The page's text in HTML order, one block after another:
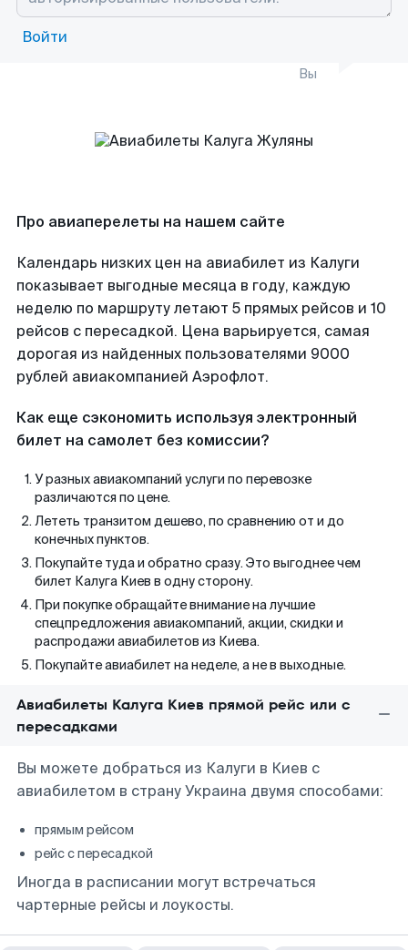
Войти
Вы
Про авиаперелеты на нашем сайте
Календарь низких цен на авиабилет из Калуги
показывает выгодные месяца в году, каждую
неделю по маршруту летают 5 прямых рейсов и 10
рейсов с пересадкой. Цена варьируется, самая
дорогая из найденных пользователями 9000
рублей авиакомпанией Аэрофлот.
Как еще сэкономить используя электронный
билет на самолет без комиссии?
У разных авиакомпаний услуги по перевозке
различаются по цене.
Лететь транзитом дешево, по сравнению от и до
конечных пунктов.
Покупайте туда и обратно сразу. Это выгоднее чем
билет Калуга Киев в одну сторону.
При покупке обращайте внимание на лучшие
спецпредложения авиакомпаний, акции, скидки и
распродажи авиабилетов из Киева.
Покупайте авиабилет на неделе, а не в выходные.
Авиабилеты Калуга Киев прямой рейс или с
пересадками
Вы можете добраться из Калуги в Киев с
авиабилетом в страну Украина двумя способами:
прямым рейсом
рейс с пересадкой
Иногда в расписании могут встречаться
чартерные рейсы и лоукосты.